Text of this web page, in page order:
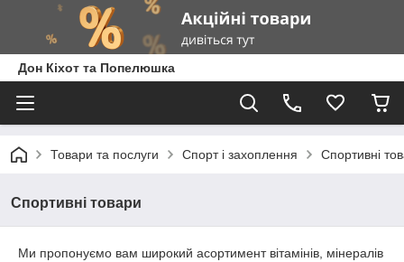
Дон Кіхот та Попелюшка
Товари та послуги Спорт і захоплення Спортивні
Спортивні товари
Ми пропонуємо вам широкий асортимент вітамінів, мінералів